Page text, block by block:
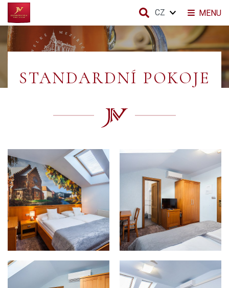
STANDARDNÍ POKOJE
MENU
CZ